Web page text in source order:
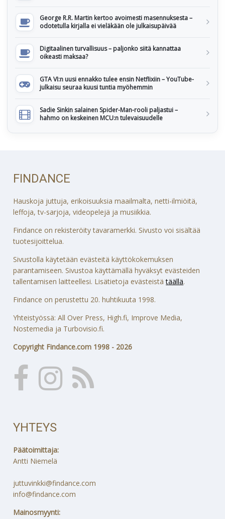
George R.R. Martin kertoo avoimesti masennuksesta –
odotetulla kirjalla ei vieläkään ole julkaisupäivää
Digitaalinen turvallisuus – paljonko siitä kannattaa
oikeasti maksaa?
GTA VI:n uusi ennakko tulee ensin Netflixiin – YouTube-
julkaisu seuraa kuusi tuntia myöhemmin
Sadie Sinkin salainen Spider-Man-rooli paljastui –
hahmo on keskeinen MCU:n tulevaisuudelle
FINDANCE
Hauskoja juttuja, erikoisuuksia maailmalta, netti-ilmiöitä,
leffoja, tv-sarjoja, videopelejä ja musiikkia.
Findance on rekisteröity tavaramerkki. Sivusto voi sisältää
tuotesijoittelua.
Sivustolla käytetään evästeitä käyttökokemuksen
parantamiseen. Sivustoa käyttämällä hyväksyt evästeiden
tallentamisen laitteellesi. Lisätietoja evästeistätäällä.
Findance on perustettu 20. huhtikuuta 1998.
Yhteistyössä: All Over Press, High.fi, Improve Media,
Nostemedia ja Turbovisio.fi.
Copyright Findance.com 1998 - 2026
YHTEYS
Päätoimittaja:
Antti Niemelä
juttuvinkki@findance.com
info@findance.com
Mainosmyynti: